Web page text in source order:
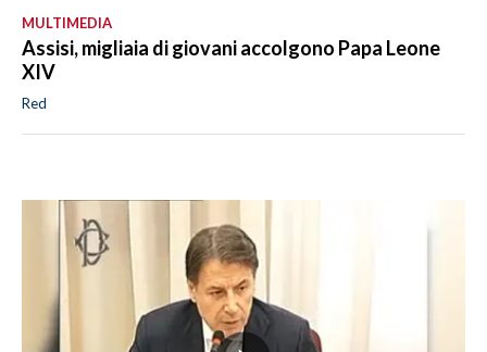
MULTIMEDIA
Assisi, migliaia di giovani accolgono Papa Leone
XIV
Red